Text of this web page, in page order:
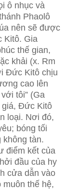
ô nhục và
Phaolô
nên sẽ được
Kitô. Gia
thế gian,
khải (x. Rm
Đức Kitô chịu
cao lên
tôi” (Ga
giá, Đức Kitô
loại. Nơi đó,
bóng tối
không tàn.
điểm kết của
đầu của hy
cửa dẫn vào
thế hệ,